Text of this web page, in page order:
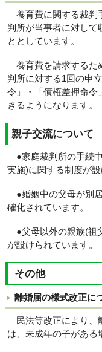
養育費に関する裁判
判所が当事者に対して
ととしています。
養育費を請求するた
判所に対する1回の申
令」・「債権差押命令
きるようになります。
親子交流について
●家庭裁判所の手続
実施)に関する制度が設
●婚姻中の父母が別
確化されています。
●父母以外の親族(祖
が設けられています。
その他
離婚届の様式改正に
民法等改正により、
は、未成年の子がある